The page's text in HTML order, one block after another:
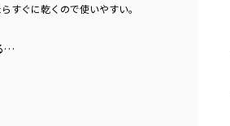
すぐに乾くので使いやすい。
…